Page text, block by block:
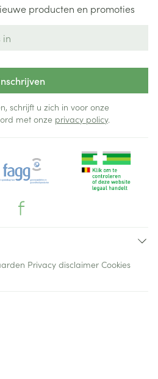
producten en promoties
schrijft u zich in voor onze
met onze privacy policy.
Privacy disclaimer Cookies